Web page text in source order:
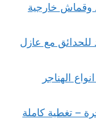
خارجية
مع عازل
الهناجر
– تغطية كاملة